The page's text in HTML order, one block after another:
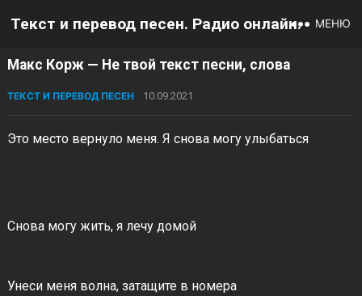
Текст и перевод песен. Радио онлайн. МЕНЮ
Макс Корж — Не твой текст песни, слова
ТЕКСТ И ПЕРЕВОД ПЕСЕН 10.09.2021
Это место вернуло меня. Я снова могу улыбаться
Снова могу жить, я лечу домой
Унеси меня волна, затащите в номера